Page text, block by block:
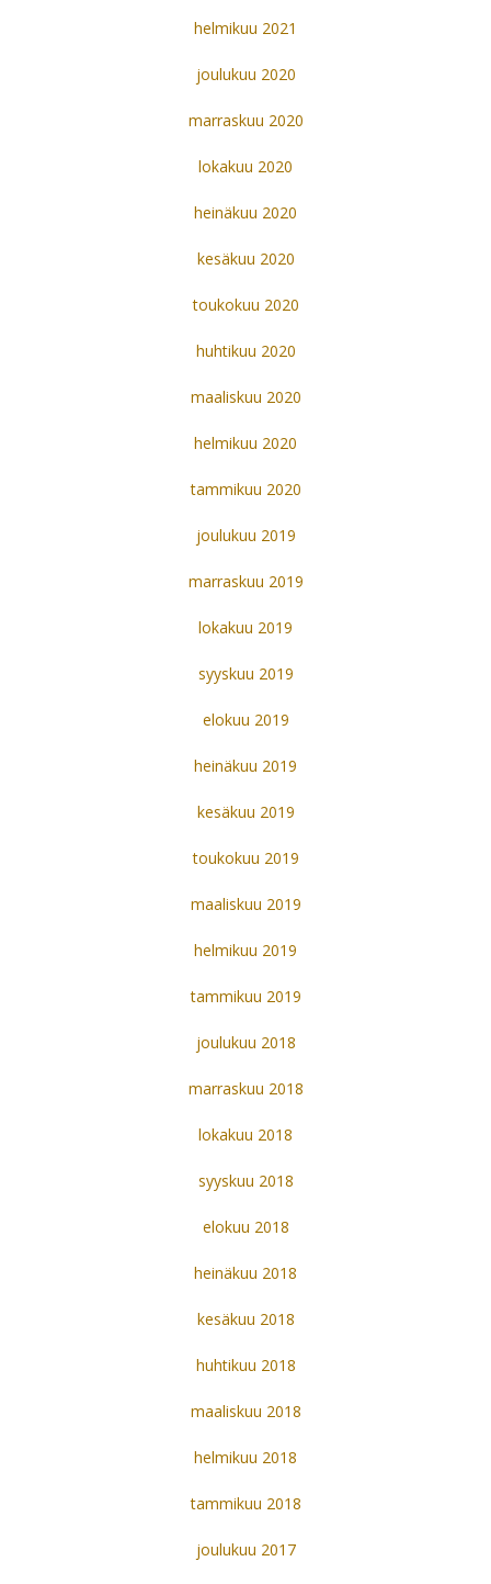
helmikuu 2021
joulukuu 2020
marraskuu 2020
lokakuu 2020
heinäkuu 2020
kesäkuu 2020
toukokuu 2020
huhtikuu 2020
maaliskuu 2020
helmikuu 2020
tammikuu 2020
joulukuu 2019
marraskuu 2019
lokakuu 2019
syyskuu 2019
elokuu 2019
heinäkuu 2019
kesäkuu 2019
toukokuu 2019
maaliskuu 2019
helmikuu 2019
tammikuu 2019
joulukuu 2018
marraskuu 2018
lokakuu 2018
syyskuu 2018
elokuu 2018
heinäkuu 2018
kesäkuu 2018
huhtikuu 2018
maaliskuu 2018
helmikuu 2018
tammikuu 2018
joulukuu 2017